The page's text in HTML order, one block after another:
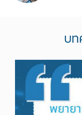
บท